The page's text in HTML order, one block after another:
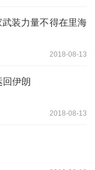
装力量不得在里海
2018-08-13
伊朗
2018-08-13